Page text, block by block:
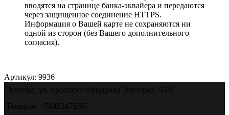
вводятся на странице банка-эквайера и передаются
через защищенное соединение HTTPS.
Информация о Вашей карте не сохраняются ни
одной из сторон (без Вашего дополнительного
согласия).
Артикул: 9936
Энгельс, ул. проспект Фридриха Энгельса, 95А
Телефон: +78452476567